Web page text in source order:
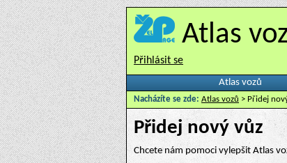
Atlas
Přihlásit se
Atlas vozů
Nacházíte se zde: Atlas vozů > Přidej
Přidej nový vůz
Chcete nám pomoci vylepšit Atlas